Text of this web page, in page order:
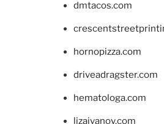
dmtacos.com
hornopizza.com
driveadragster.com
hematologa.com
lizaivanov.com